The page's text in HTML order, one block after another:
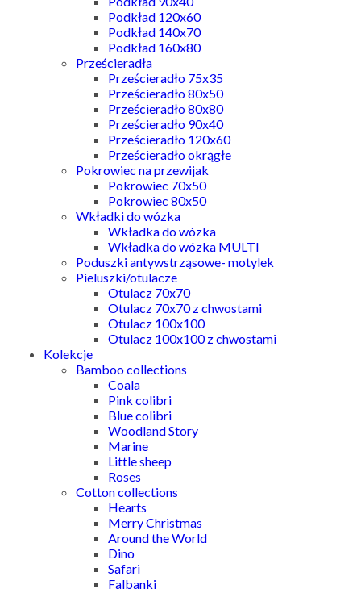
Podkład 120x60
Podkład 140x70
Podkład 160x80
Prześcieradła
Prześcieradło 75x35
Prześcieradło 80x50
Prześcieradło 80x80
Prześcieradło 90x40
Prześcieradło 120x60
Prześcieradło okrągłe
Pokrowiec na przewijak
Pokrowiec 70x50
Pokrowiec 80x50
Wkładki do wózka
Wkładka do wózka
Wkładka do wózka MULTI
Poduszki antywstrząsowe- motylek
Pieluszki/otulacze
Otulacz 70x70
Otulacz 70x70 z chwostami
Otulacz 100x100
Otulacz 100x100 z chwostami
Kolekcje
Bamboo collections
Coala
Pink colibri
Blue colibri
Woodland Story
Marine
Little sheep
Roses
Cotton collections
Hearts
Merry Christmas
Around the World
Dino
Safari
Falbanki